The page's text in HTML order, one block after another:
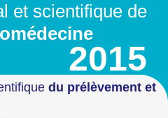
et scientifique de
2015
du prélèvement et